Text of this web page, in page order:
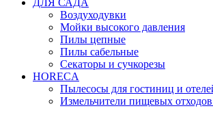
ДЛЯ САДА
Воздуходувки
Мойки высокого давления
Пилы цепные
Пилы сабельные
Секаторы и сучкорезы
HORECA
Пылесосы для гостиниц и
Измельчители пищевых